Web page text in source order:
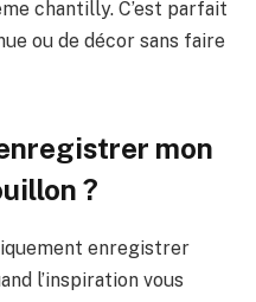
chantilly. C’est parfait
ou de décor sans faire
mon
?
enregistrer
l’inspiration vous